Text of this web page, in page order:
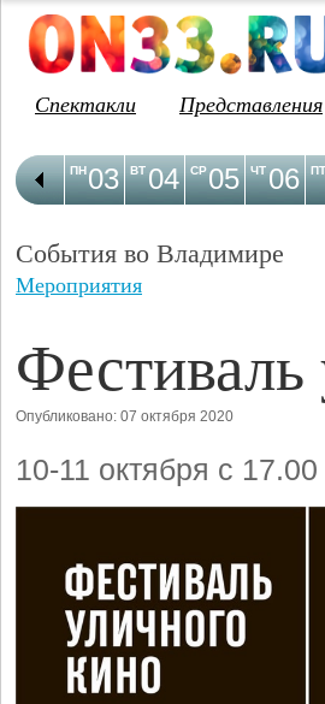
Спектакли
Представления
03
ПН 04
ВТ 05
СР 06
ЧТ ПТ
События во Владимире
Мероприятия
Опубликовано: 07 октября 2020
10-11 октября с